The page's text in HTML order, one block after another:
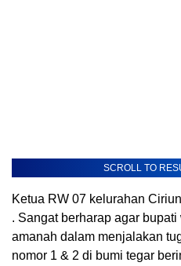
SCROLL TO
Ketua RW 07 kelurahan
. Sangat berharap agar
amanah dalam menjalakan
nomor 1 & 2 di bumi tegar